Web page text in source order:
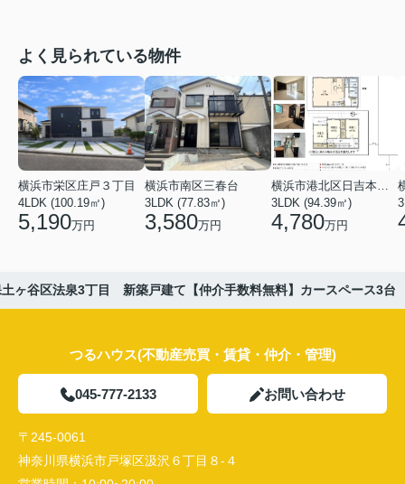
よく見られている物件
横浜市栄区庄戸３丁目
4LDK (100.19㎡)
5,190万円
横浜市南区三春台
3LDK (77.83㎡)
3,580万円
3LDK (94.39㎡)
4,780万円
ヶ谷区法泉3丁目 新築戸建て【仲介手数料無料】カースペース3台
つるハウス(不動産売買・賃貸・仲介・管理)
045-777-2133 お問い合わせ
〒245-0061
神奈川県横浜市戸塚区汲沢６丁目８-４